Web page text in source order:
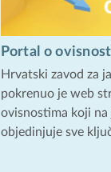
Portal o
Hrvatski zavod za
pokrenuo je web
ovisnostima koji
objedinjuje sve